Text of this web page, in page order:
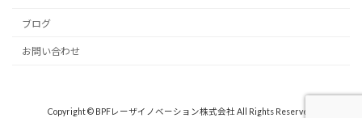
ブログ
お問い合わせ
Copyright © BPFレーザイノベーション株式会社 All Rights Reserved.